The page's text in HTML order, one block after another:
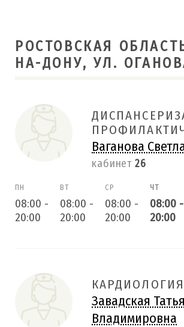
РОСТОВСКАЯ
НА-ДОНУ, УЛ.
Ваганова
кабинет 26
ПН
08:00 -
20:00
ВТ
08:00 -
20:00
СР
08:00 -
20:00
ЧТ
08:00 -
20:00
КАРДИОЛОГИЯ
Завадская
Владимировна